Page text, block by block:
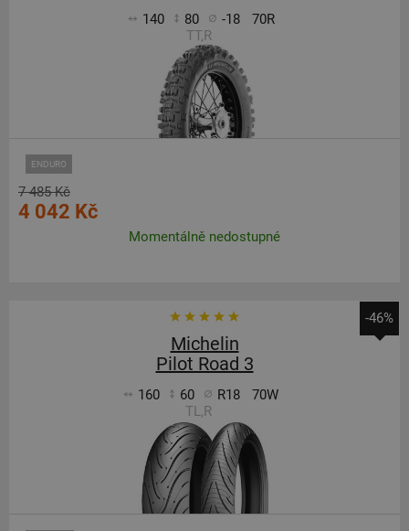
140 80 -18
70R
TT,R
ENDURO
7 485 Kč
4 042 Kč
Momentálně nedostupné
-46%
Michelin
Pilot Road 3
160 60 R18
70W
TL,R